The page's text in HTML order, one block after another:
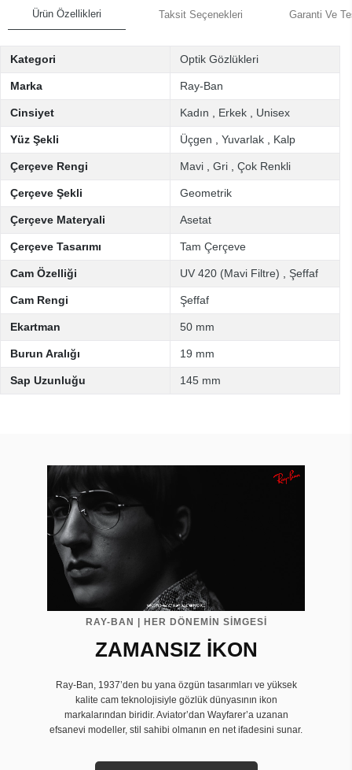
Ürün Özellikleri Taksit Seçenekleri Garanti Ve
Kategori Optik Gözlükleri
Marka Ray-Ban
Cinsiyet Kadın Erkek Unisex
Yüz Şekli Üçgen Yuvarlak Kalp
Çerçeve Rengi Mavi Gri Çok Renkli
Çerçeve Şekli Geometrik
Çerçeve Materyali Asetat
Çerçeve Tasarımı Tam Çerçeve
Cam Özelliği UV 420 (Mavi Filtre) Şeffaf
Cam Rengi Şeffaf
Ekartman 50 mm
Burun Aralığı 19 mm
Sap Uzunluğu 145 mm
RAY-BAN | HER DÖNEMİN SİMGESİ
ZAMANSIZ İKON
Ray-Ban, 1937’den bu yana özgün tasarımları ve yüksek
kalite cam teknolojisiyle gözlük dünyasının ikon
markalarından biridir. Aviator’dan Wayfarer’a uzanan
efsanevi modeller, stil sahibi olmanın en net ifadesini sunar.